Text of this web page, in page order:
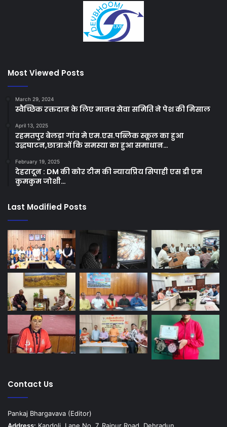
Most Viewed Posts
March 29, 2024
स्वैच्छिक रक्तदान के लिए मानव सेवा समिति ने पेश की मिसाल
April 13, 2025
रहमतपुर बेलड़ा गांव मे एम.एस.पब्लिक स्कूल का हुआ
उद्धघाटन,छात्राओं कि समस्या का हुआ समाधान…
February 19, 2025
देहरादून : DM की कोर टीम की न्यायप्रिय सिपाही एस डी एम
कुमकुम जोशी…
Last Modified Posts
Contact Us
Pankaj Bhargavava (Editor)